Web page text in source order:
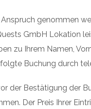
genommen
GmbH Lokation
zu Ihrem Namen,
Buchung durch
der Bestätigung der
Der Preis Ihrer